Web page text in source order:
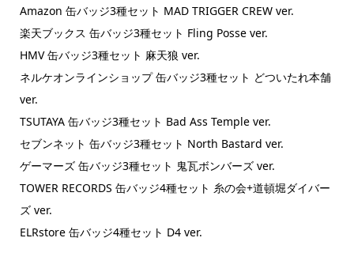
Amazon 缶バッジ3種セット MAD TRIGGER CREW ver.
楽天ブックス 缶バッジ3種セット Fling Posse ver.
HMV 缶バッジ3種セット 麻天狼 ver.
ネルケオンラインショップ 缶バッジ3種セット どついたれ本舗
ver.
TSUTAYA 缶バッジ3種セット Bad Ass Temple ver.
セブンネット 缶バッジ3種セット North Bastard ver.
ゲーマーズ 缶バッジ3種セット 鬼瓦ボンバーズ ver.
TOWER RECORDS 缶バッジ4種セット 糸の会+道頓堀ダイバー
ズ ver.
ELRstore 缶バッジ4種セット D4 ver.